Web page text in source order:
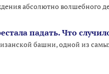
абсолютно волшебного
падать. Что
башни, одной из